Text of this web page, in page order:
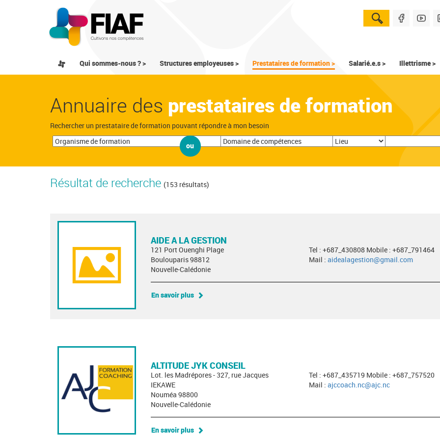
Qui sommes-nous ? > Structures employeuses > Prestataires de formation > Salarié.e.s > Illettrisme >
Annuaire des prestataires de formation
Rechercher un prestataire de formation pouvant répondre à mon besoin
ou
Résultat de recherche (153 résultats)
AIDE A LA GESTION
121 Port Ouenghi Plage
Boulouparis 98812
Nouvelle-Calédonie
Tel : +687_430808 Mobile : +687_791464
Mail : aidealagestion@gmail.com
En savoir plus
ALTITUDE JYK CONSEIL
Lot. les Madrépores - 327, rue Jacques
IEKAWE
Nouméa 98800
Nouvelle-Calédonie
Tel : +687_435719 Mobile : +687_757520
Mail : ajccoach.nc@ajc.nc
En savoir plus